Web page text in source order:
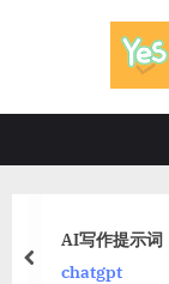
AI写作提示词
chatgpt
prev